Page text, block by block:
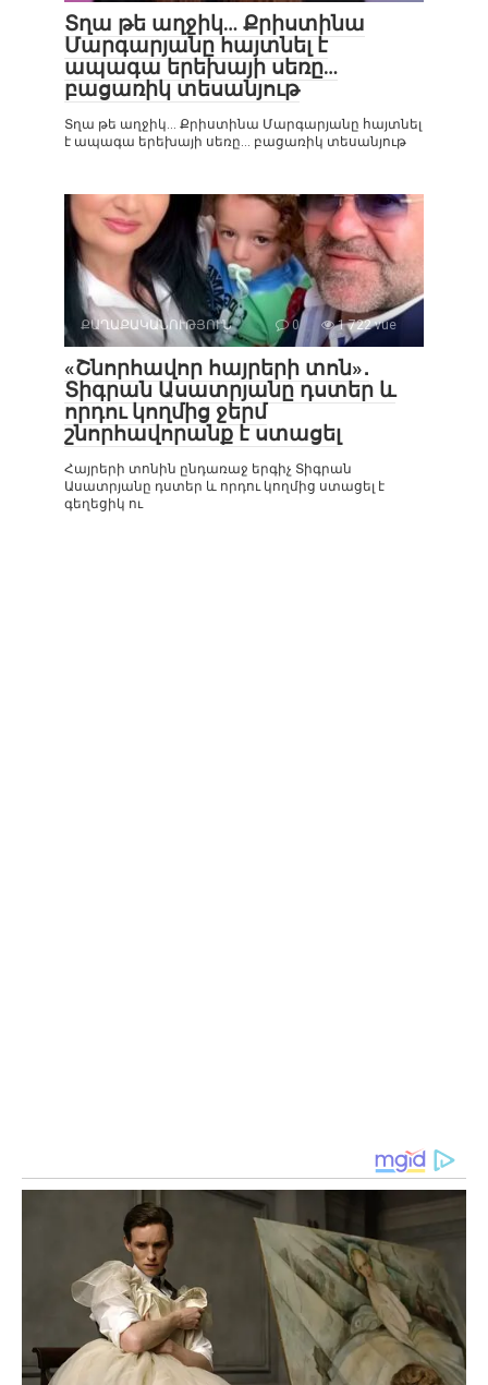
Տղա թե աղջիկ… Քրիստինա
Մարգարյանը հայտնել է
ապագա երեխայի սեռը…
բացառիկ տեսանյութ
Տղա թե աղջիկ… Քրիստինա Մարգարյանը հայտնել
է ապագա երեխայի սեռը… բացառիկ տեսանյութ
ՔԱՂԱՔԱԿԱՆՈՒԹՅՈՒՆ 0 1 722 vue
«Շնորհավոր հայրերի տոն»․
Տիգրան Ասատրյանը դստեր և
որդու կողմից ջերմ
շնորհավորանք է ստացել
Հայրերի տոնին ընդառաջ երգիչ Տիգրան
Ասատրյանը դստեր և որդու կողմից ստացել է
գեղեցիկ ու